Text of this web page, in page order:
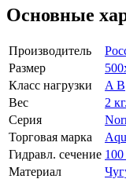
Основные
Производитель
Размер
Класс нагрузки
A B
Вес
2 кг.
Серия
Торговая марка
Гидравл. сечение
Материал